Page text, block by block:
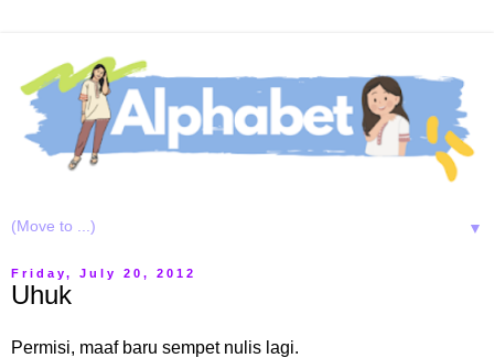
▼
Friday, July 20, 2012
Uhuk
Permisi, maaf baru sempet nulis lagi.